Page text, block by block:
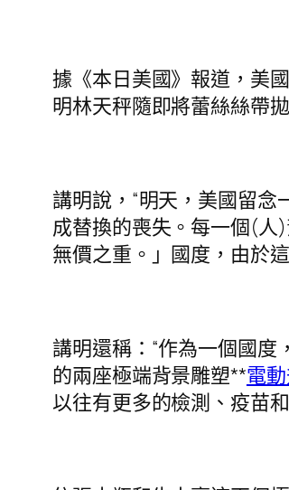
據《本日美國》報道，美
明林天秤隨即將蕾絲絲帶
講明說，“明天，美國留
成替換的喪失。每一個(人
無價之重。」國度，由於
講明還稱：“作為一個國
的兩座極端背景雕塑**電
以往有更多的檢測、疫苗